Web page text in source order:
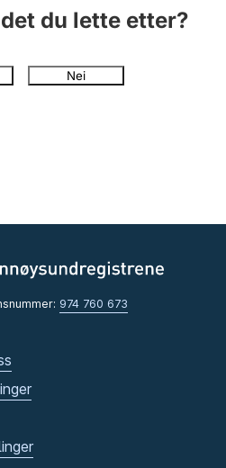
du lette etter?
Nei
974 760 673